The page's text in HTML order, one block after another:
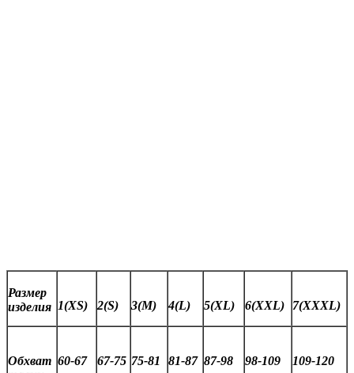
Размер
изделия 1(XS) 2(S) 3(M) 4(L) 5(XL) 6(XXL) 7(XXXL)
Обхват 60-67 67-75 75-81 81-87 87-98 98-109 109-120